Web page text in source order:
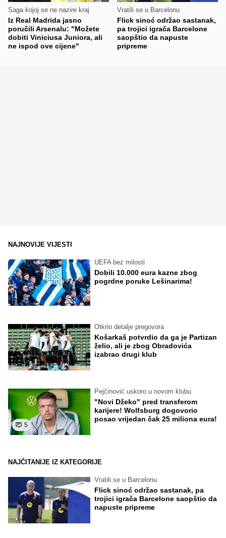
Saga kojoj se ne nazire kraj
Iz Real Madrida jasno
poručili Arsenalu: "Možete
dobiti Viniciusa Juniora, ali
ne ispod ove cijene"
Vratili se u Barcelonu
Flick sinoć održao sastanak,
pa trojici igrača Barcelone
saopštio da napuste
pripreme
NAJNOVIJE VIJESTI
UEFA bez milosti
Dobili 10.000 eura kazne zbog
pogrdne poruke Lešinarima!
Otkrio detalje pregovora
Košarkaš potvrdio da ga je Partizan
želio, ali je zbog Obradovića
izabrao drugi klub
5
Pejčinović uskoro u novom klubu
"Novi Džeko" pred transferom
karijere! Wolfsburg dogovorio
posao vrijedan čak 25 miliona eura!
NAJČITANIJE IZ KATEGORIJE
Vratili se u Barcelonu
Flick sinoć održao sastanak, pa
trojici igrača Barcelone saopštio da
napuste pripreme